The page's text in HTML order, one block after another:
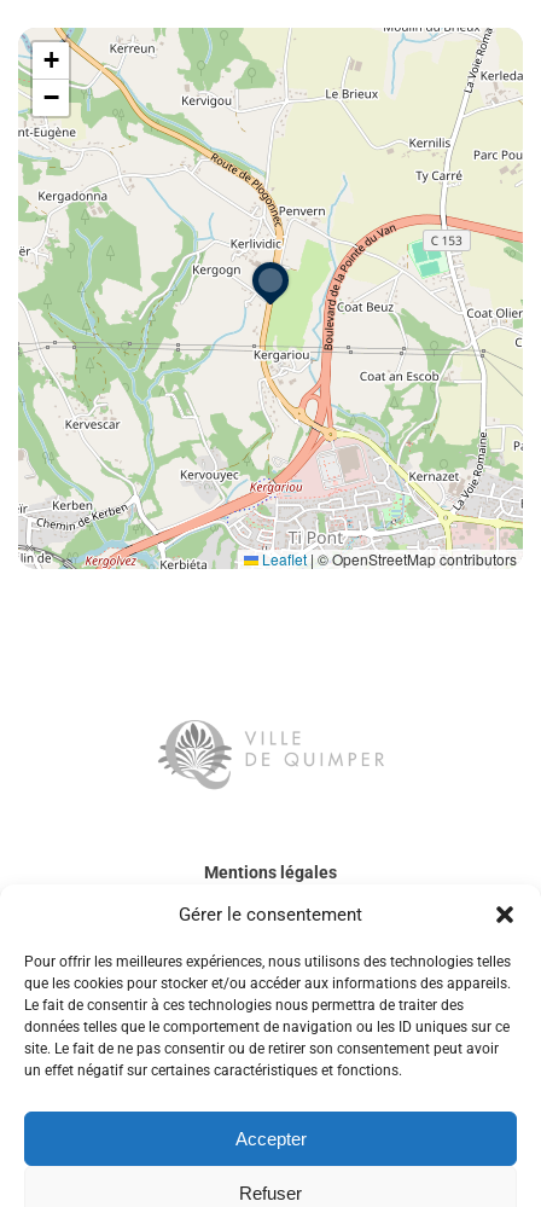
Gérer le consentement
Pour offrir les meilleures expériences, nous utilisons des technologies telles
que les cookies pour stocker et/ou accéder aux informations des appareils.
Le fait de consentir à ces technologies nous permettra de traiter des
données telles que le comportement de navigation ou les ID uniques sur ce
site. Le fait de ne pas consentir ou de retirer son consentement peut avoir
un effet négatif sur certaines caractéristiques et fonctions.
Accepter
Refuser
+
−
Leaflet |© OpenStreetMap contributors
Mentions légales
Politique de confidentialité
Accessibilité
Contactez-nous